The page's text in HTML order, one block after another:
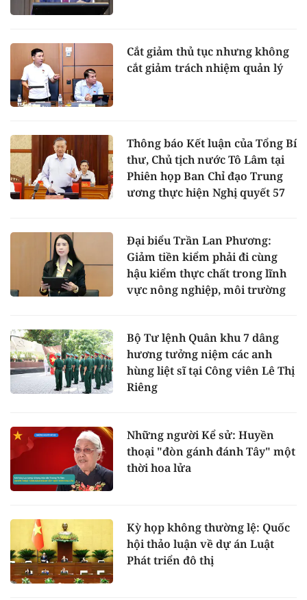
Cắt giảm thủ tục nhưng không
cắt giảm trách nhiệm quản lý
Thông báo Kết luận của Tổng Bí
thư, Chủ tịch nước Tô Lâm tại
Phiên họp Ban Chỉ đạo Trung
ương thực hiện Nghị quyết 57
Đại biểu Trần Lan Phương:
Giảm tiền kiểm phải đi cùng
hậu kiểm thực chất trong lĩnh
vực nông nghiệp, môi trường
Bộ Tư lệnh Quân khu 7 dâng
hương tưởng niệm các anh
hùng liệt sĩ tại Công viên Lê Thị
Riêng
Những người Kể sử: Huyền
thoại "đòn gánh đánh Tây" một
thời hoa lửa
Kỳ họp không thường lệ: Quốc
hội thảo luận về dự án Luật
Phát triển đô thị